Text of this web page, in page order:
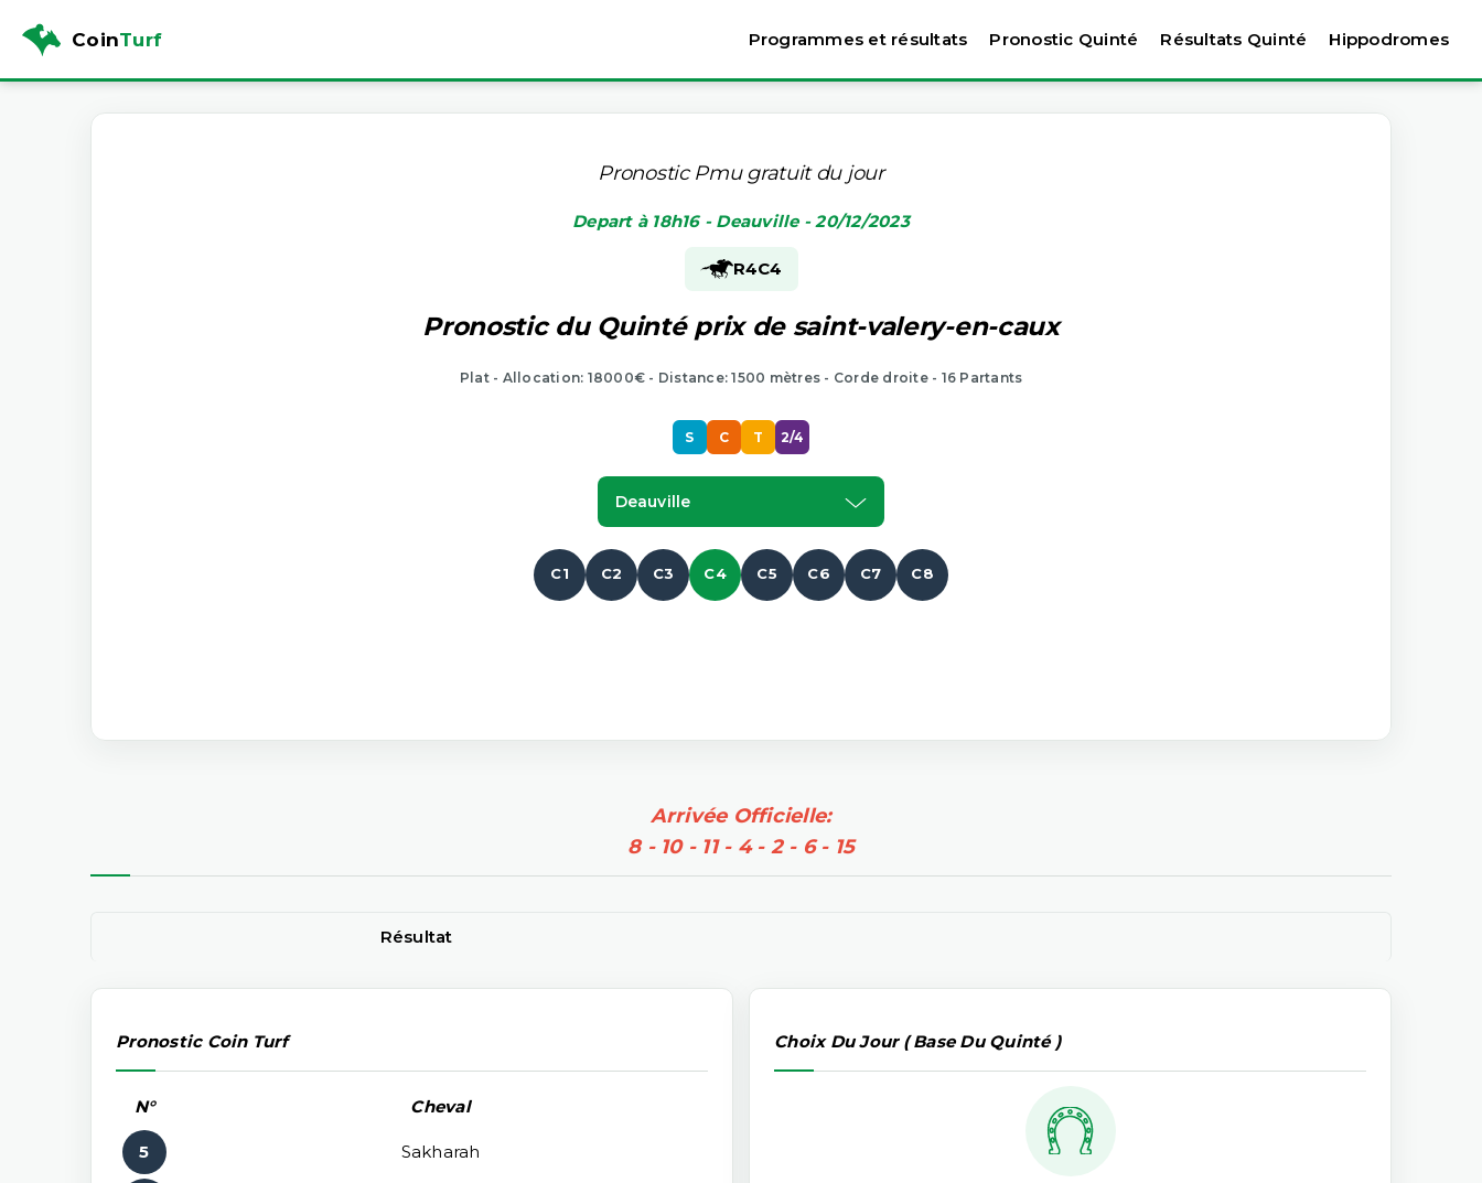
CoinTurf Programmes et résultats Pronostic Quinté Résultats Quinté Hippodromes
Pronostic Pmu gratuit du jour
Depart à 18h16 - Deauville - 20/12/2023
R4C4
Pronostic du Quinté prix de saint-valery-en-caux
Plat - Allocation: 18000€ - Distance: 1500 mètres - Corde droite - 16 Partants
S C T 2/4
Deauville
C1 C2 C3 C4 C5 C6 C7 C8
Arrivée Officielle:
8 - 10 - 11 - 4 - 2 - 6 - 15
Résultat
Pronostic Coin Turf
N° Cheval
5 Sakharah
Choix Du Jour ( Base Du Quinté )